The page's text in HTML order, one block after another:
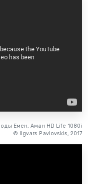
Емен, Аман HD Life 1080i
© Ilgvars Pavlovskis, 2017